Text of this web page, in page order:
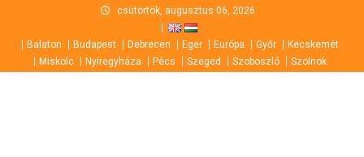
content
csütörtök, augusztus 06, 2026
Balaton Budapest Debrecen Eger Európa Győr
Kecskemét
Miskolc
Nyíregyháza Pécs Szeged Szoboszló Szolnok